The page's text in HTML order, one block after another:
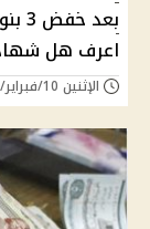
اعرف هل
الإثنين 10/فبراير/2025 - 02:31 م